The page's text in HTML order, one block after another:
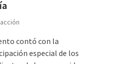
contó con la
especial de los